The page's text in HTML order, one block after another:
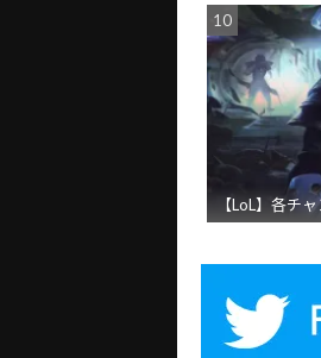
【LoL】各チ